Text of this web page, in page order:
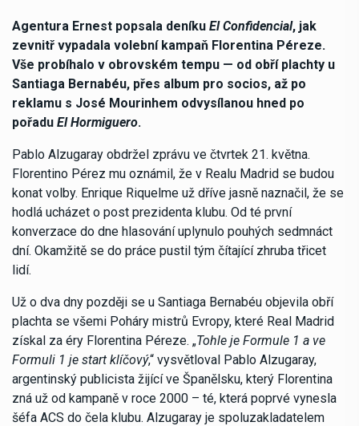
Agentura Ernest popsala deníku El Confidencial, jak
zevnitř vypadala volební kampaň Florentina Péreze.
Vše probíhalo v obrovském tempu — od obří plachty u
Santiaga Bernabéu, přes album pro socios, až po
reklamu s José Mourinhem odvysílanou hned po
pořadu El Hormiguero.
Pablo Alzugaray obdržel zprávu ve čtvrtek 21. května.
Florentino Pérez mu oznámil, že v Realu Madrid se budou
konat volby. Enrique Riquelme už dříve jasně naznačil, že se
hodlá ucházet o post prezidenta klubu. Od té první
konverzace do dne hlasování uplynulo pouhých sedmnáct
dní. Okamžitě se do práce pustil tým čítající zhruba třicet
lidí.
Už o dva dny později se u Santiaga Bernabéu objevila obří
plachta se všemi Poháry mistrů Evropy, které Real Madrid
získal za éry Florentina Péreze. „Tohle je Formule 1 a ve
Formuli 1 je start klíčový,“ vysvětloval Pablo Alzugaray,
argentinský publicista žijící ve Španělsku, který Florentina
zná už od kampaně v roce 2000 – té, která poprvé vynesla
šéfa ACS do čela klubu. Alzugaray je spoluzakladatelem